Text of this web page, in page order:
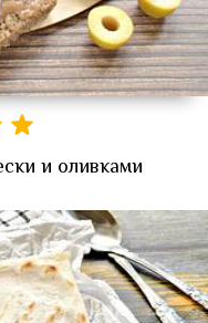
и оливками